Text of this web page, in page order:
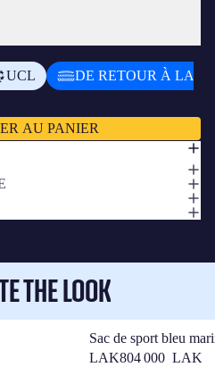
UCL
DE RETOUR À LA
AU PANIER
THE LOOK
Sac de sport bleu
25/26
LAK804 000 LAK